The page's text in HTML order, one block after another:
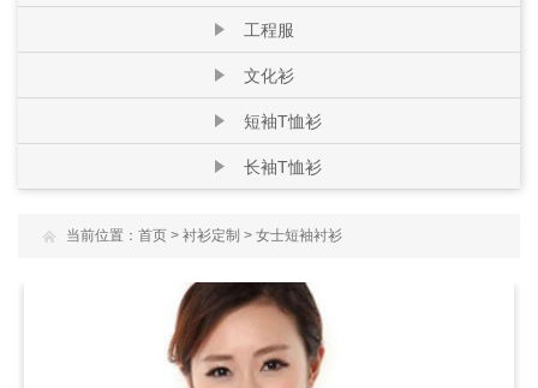
工程服
文化衫
短袖T恤衫
长袖T恤衫
当前位置： 首页 > 衬衫定制 > 女士短袖衬衫